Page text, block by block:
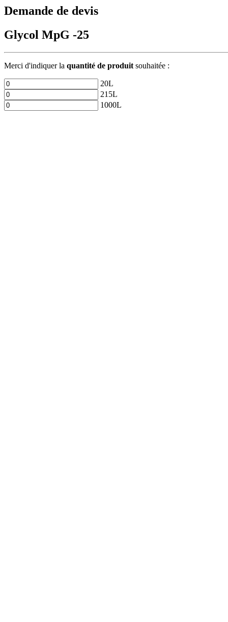
Demande de devis
Glycol MpG -25
Merci d'indiquer la quantité de produit souhaitée :
20L
215L
1000L